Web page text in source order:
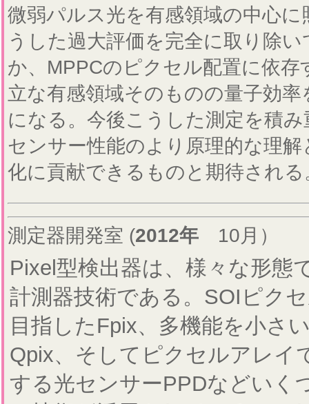
微弱パルス光を有感領域の中心
うした過大評価を完全に取り除
か、MPPCのピクセル配置に依存
立な有感領域そのものの量子効
になる。今後こうした測定を積
センサー性能のより原理的な理
化に貢献できるものと期待される
測定器開発室 (2012年 10月）
Pixel型検出器は、様々な形態
計測器技術である。SOIピク
目指したFpix、多機能を小さ
Qpix、そしてピクセルアレイ
する光センサーPPDなどいく